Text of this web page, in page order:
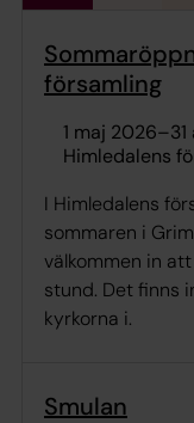
församling
1 maj 2026–
Himledalens
I Himledalens
sommaren i
välkommen in
stund. Det finns
kyrkorna i.
Smulan